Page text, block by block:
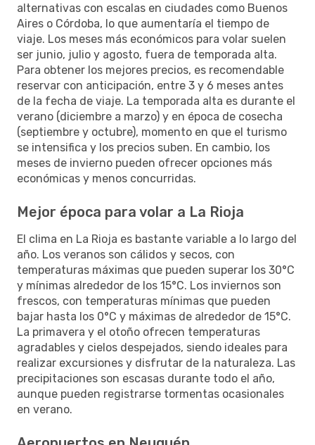
alternativas con escalas en ciudades como Buenos
Aires o Córdoba, lo que aumentaría el tiempo de
viaje. Los meses más económicos para volar suelen
ser junio, julio y agosto, fuera de temporada alta.
Para obtener los mejores precios, es recomendable
reservar con anticipación, entre 3 y 6 meses antes
de la fecha de viaje. La temporada alta es durante el
verano (diciembre a marzo) y en época de cosecha
(septiembre y octubre), momento en que el turismo
se intensifica y los precios suben. En cambio, los
meses de invierno pueden ofrecer opciones más
económicas y menos concurridas.
Mejor época para volar a La Rioja
El clima en La Rioja es bastante variable a lo largo del
año. Los veranos son cálidos y secos, con
temperaturas máximas que pueden superar los 30°C
y mínimas alrededor de los 15°C. Los inviernos son
frescos, con temperaturas mínimas que pueden
bajar hasta los 0°C y máximas de alrededor de 15°C.
La primavera y el otoño ofrecen temperaturas
agradables y cielos despejados, siendo ideales para
realizar excursiones y disfrutar de la naturaleza. Las
precipitaciones son escasas durante todo el año,
aunque pueden registrarse tormentas ocasionales
en verano.